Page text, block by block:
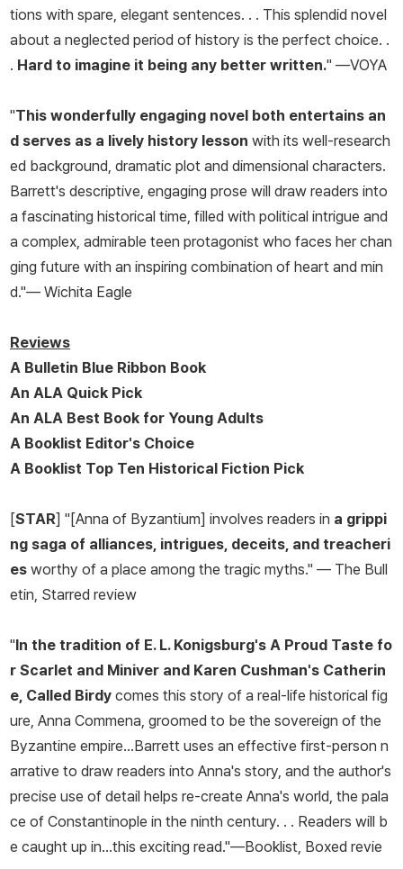
tions with spare, elegant sentences. . . This splendid novel
about a neglected period of history is the perfect choice. .
. Hard to imagine it being any better written." —VOYA
"This wonderfully engaging novel both entertains an
d serves as a lively history lesson with its well-research
ed background, dramatic plot and dimensional characters.
Barrett's descriptive, engaging prose will draw readers into
a fascinating historical time, filled with political intrigue and
a complex, admirable teen protagonist who faces her chan
ging future with an inspiring combination of heart and min
d."— Wichita Eagle
Reviews
A Bulletin Blue Ribbon Book
An ALA Quick Pick
An ALA Best Book for Young Adults
A Booklist Editor's Choice
A Booklist Top Ten Historical Fiction Pick
[STAR] "[Anna of Byzantium] involves readers in a grippi
ng saga of alliances, intrigues, deceits, and treacheri
es worthy of a place among the tragic myths." — The Bull
etin, Starred review
"In the tradition of E. L. Konigsburg's A Proud Taste fo
r Scarlet and Miniver and Karen Cushman's Catherin
e, Called Birdy comes this story of a real-life historical fig
ure, Anna Commena, groomed to be the sovereign of the
Byzantine empire…Barrett uses an effective first-person n
arrative to draw readers into Anna's story, and the author's
precise use of detail helps re-create Anna's world, the pala
ce of Constantinople in the ninth century. . . Readers will b
e caught up in…this exciting read."—Booklist, Boxed revie